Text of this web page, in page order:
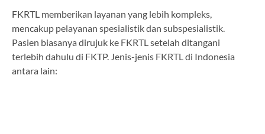
FKRTL memberikan layanan yang lebih kompleks,
mencakup pelayanan spesialistik dan subspesialistik.
Pasien biasanya dirujuk ke FKRTL setelah ditangani
terlebih dahulu di FKTP. Jenis-jenis FKRTL di Indonesia
antara lain: